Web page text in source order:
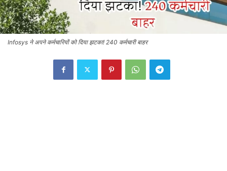
Infosys ने अपने कर्मचारियों को दिया झटका! 240 कर्मचारी बाहर